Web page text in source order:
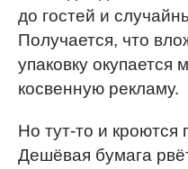
до гостей и
Получается, что
упаковку окупается
косвенную рекламу.
Но тут-то и
Дешёвая бумага